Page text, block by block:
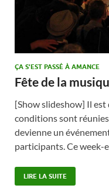
ÇA S'EST PASSÉ À AMANCE
Fête de la
[Show slideshow] Il est
conditions sont
devienne un
participants. Ce week-
LIRE LA SUITE